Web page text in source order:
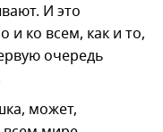
И это
и ко всем, как и то,
очередь
может,